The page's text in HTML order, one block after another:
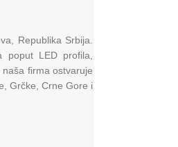
Republika Srbija.
poput LED profila,
firma ostvaruje
Grčke, Crne Gore i